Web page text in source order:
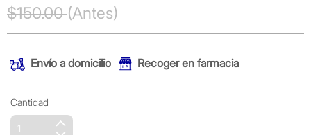
Precio reducido de
$150.00(Antes)
Envío a domicilio Recoger en farmacia
Cantidad